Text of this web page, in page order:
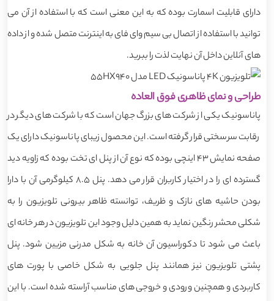
دارای قابلیت اسمارت بوده که به این معنی است که با استفاده از آن می
توانید با استفاده از اتصال بی سیم وای فای به اینترنت متصل شده و از داده
های آنلاین داخل آن نهایت لذت را ببرید.
طراحی و نمای ظاهری فوق العاده
پاناسونیک یکی از شرکت های بزرگ جهان است که با شرکت های دیگر در
رقابت سرسختی قرار گرفته است. این محصول زیبای پاناسونیک دارای یک
صفحه نمایش 43 اینچی بوده که نوع آن از پنل ای تخت بوده که زاویه دید
گسترده ای را در اختیار کاربران قرار می دهد. پنل 8.5 کیلوگرمی آن با دارا
بودن حاشیه های نازک و ظریف، توانسته ظاهر بیرونی تلویزیون را به
شکلی محشر رنگین نماید به همین دلیل وجود این تلویزیون در هر خانه ای
باعث می شود تا دکوراسیون آن خانه به شکل مدرنی مزیین شود. پنل
پشتی تلویزیون نیز همانند پنل جلویی به شکل خاصی با پورت های
کاربردی و همچنین ورودی و خروجی های مناسب آراسته شده است. با این